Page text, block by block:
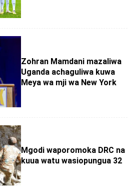
Zohran Mamdani mazaliwa
Uganda achaguliwa kuwa
Meya wa mji wa New York
Mgodi waporomoka DRC na
kuua watu wasiopungua 32